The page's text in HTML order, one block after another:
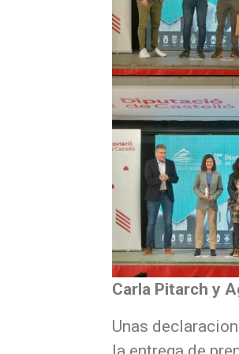
Carla Pitarch y
Unas